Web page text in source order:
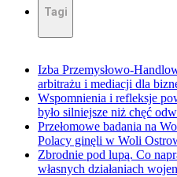
Tagi
Izba Przemysłowo-
arbitrażu i mediacji dla
Wspomnienia i refleksje
było silniejsze niż chęć
Przełomowe badania na
Polacy ginęli w Woli
Zbrodnie pod lupą. Co
własnych działaniach